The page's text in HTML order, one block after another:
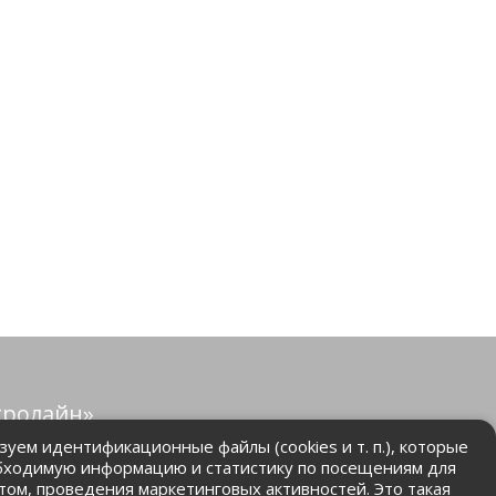
идентификационные файлы (cookies и т. п.), которые
информацию и статистику по посещениям для
проведения маркетинговых активностей. Это такая